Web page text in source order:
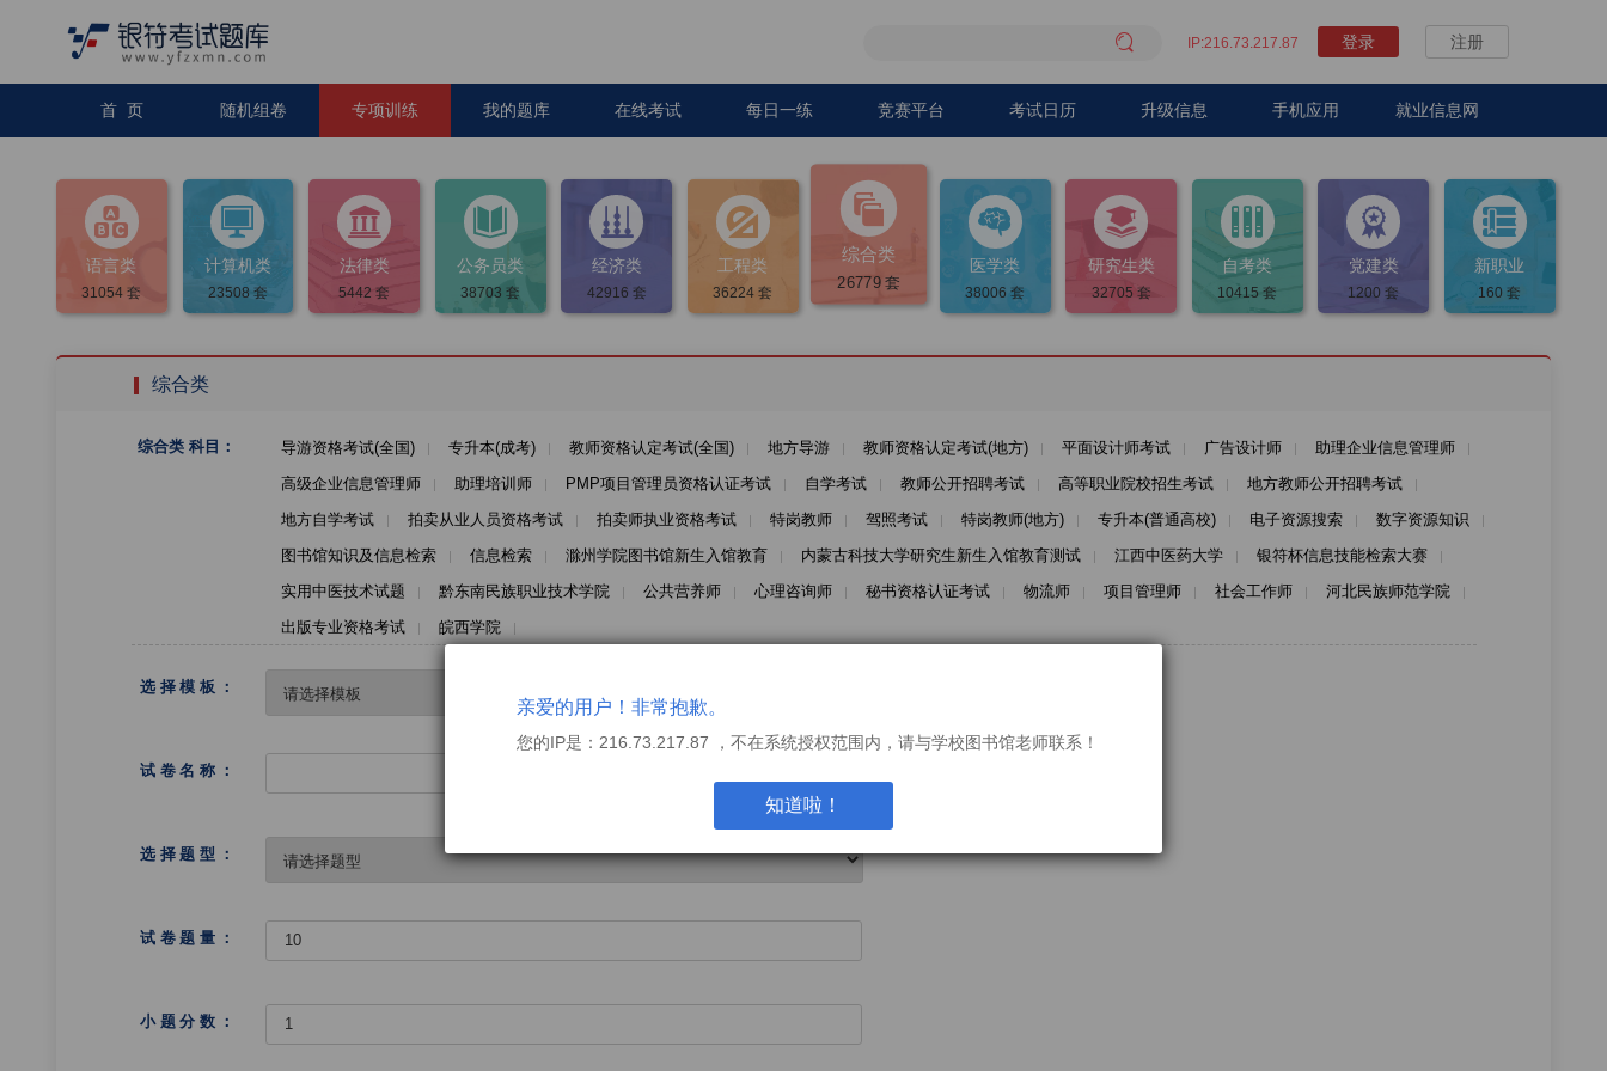
IP:216.73.217.87 登录 注册

首 页 随机组卷 专项训练 我的题库 在线考试 每日一练 竞赛平台 考试日历 升级信息 手机应用 就业信息网
亲爱的用户！非常抱歉。
您的IP是：216.73.217.87 ，不在系统授权范围内，请与学校图书馆老师联系！
知道啦！

语言类
31054 套

计算机类
23508 套

法律类
5442 套

公务员类
38703 套

经济类
42916 套

工程类
36224 套

综合类
26779 套

医学类
38006 套

研究生类
32705 套

自考类
10415 套

党建类
1200 套

新职业
160 套
综合类
综合类 科目： 导游资格考试(全国) 专升本(成考) 教师资格认定考试(全国) 地方导游 教师资格认定考试(地方) 平面设计师考试 广告设计师
助理企业信息管理师
高级企业信息管理师
助理培训师 PMP项目管理员资格认证考试 自学考试 教师公开招聘考试 高等职业院校招生考试
地方教师公开招聘考试
地方自学考试
拍卖从业人员资格考试 拍卖师执业资格考试 特岗教师 驾照考试 特岗教师(地方) 专升本(普通高校) 电子资源搜索
数字资源知识
图书馆知识及信息检索
信息检索 滁州学院图书馆新生入馆教育 内蒙古科技大学研究生新生入馆教育测试 江西中医药大学
银符杯信息技能检索大赛
实用中医技术试题
黔东南民族职业技术学院 公共营养师 心理咨询师 秘书资格认证考试 物流师 项目管理师 社会工作师
河北民族师范学院
出版专业资格考试
皖西学院
选择模板：
试卷名称：
选择题型：
试卷题量：
小题分数：